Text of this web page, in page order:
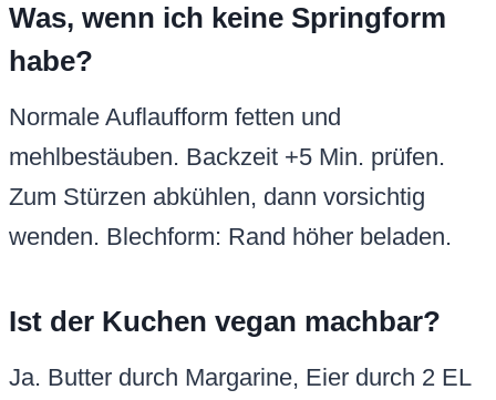
Was, wenn ich keine Springform
habe?
Normale Auflaufform fetten und
mehlbestäuben. Backzeit +5 Min. prüfen.
Zum Stürzen abkühlen, dann vorsichtig
wenden. Blechform: Rand höher beladen.
Ist der Kuchen vegan machbar?
Ja. Butter durch Margarine, Eier durch 2 EL